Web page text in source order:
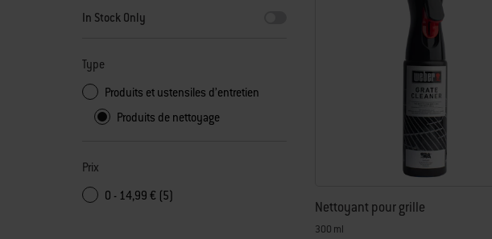
In Stock Only
Type
Produits et ustensiles d’entretien
Produits de nettoyage
Prix
0 - 14,99 € (5)
Nettoyant pour grille
300 ml